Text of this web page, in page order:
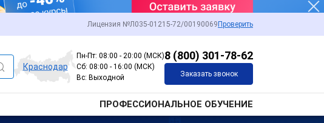
Лицензия №Л035-01215-72/00190069 Проверить
Краснодар
Пн-Пт: 08:00 - 20:00 (МСК)
Сб: 08:00 - 16:00 (МСК)
Вс: Выходной
8 (800) 301-78-62
Заказать звонок
ПРОФЕССИОНАЛЬНОЕ ОБУЧЕНИЕ